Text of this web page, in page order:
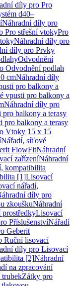
díly pro Pro
d40–
Náhradní díly pro
Pro střešní vtokyPro
Náhradní díly pro
díly pro Prvky
Odvodnění
Odvodnění podlah
cmNáhradní díly
pro balkony a
vpusti pro balkony a
Náhradní díly pro
pro balkony a terasy
pro balkony a terasy
Vtoky 15 x 15
Nářadí, síťové
FlowFitNáhradní
zařízeníNáhradní
kompatibilita
[1]Lisovací
nářadí,
díly pro
zkouškuNáhradní
Lisovací
PříslušenstvíNářadí
Geberit
Ruční lisovací
díly pro Lisovací
[2]Náhradní
na zpracování
trubekZátky pro